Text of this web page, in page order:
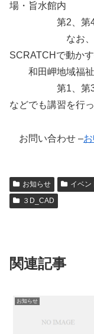
場・旨水館内
第2、第4木曜
なお、今回
SCRATCHで動か
和田岬地域福祉
第1、第3火曜
などでも講習を行
お問い合わせ –
お知らせ イベン
３D_CAD
関連記事
お知らせ